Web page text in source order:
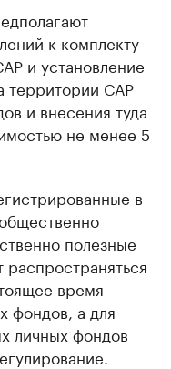
к комплекту
и установление
территории САР
и внесения туда
не менее 5
в
полезные
время
фондов, а для
личных фондов